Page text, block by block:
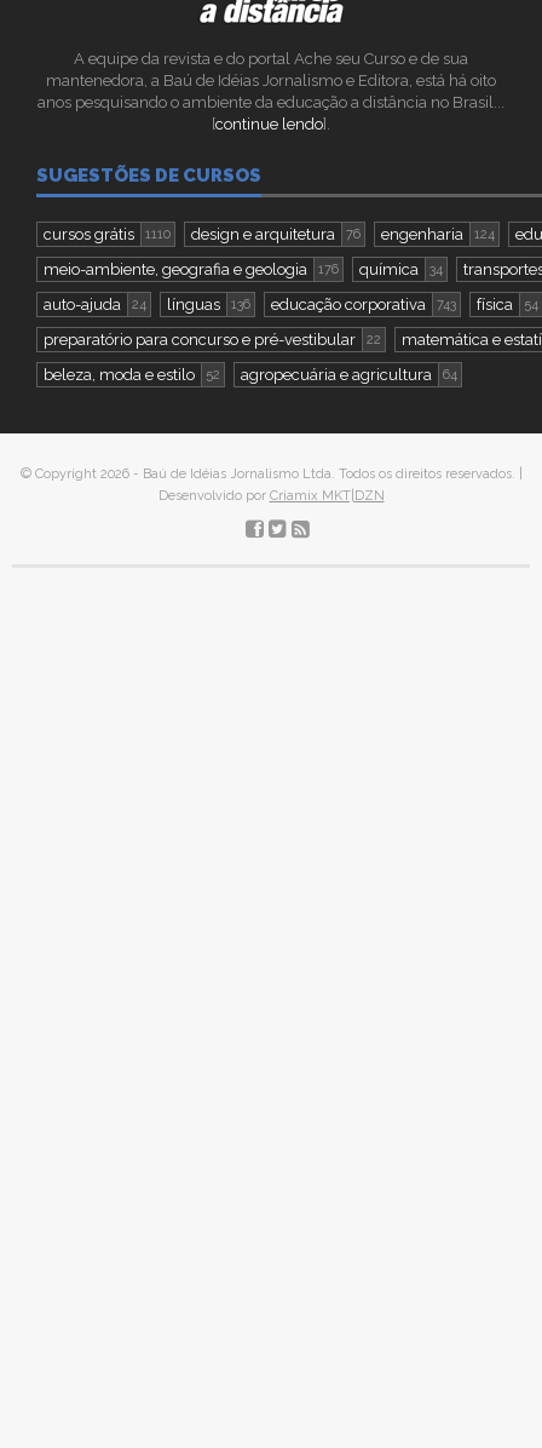
A equipe da revista e do portal Ache seu Curso e de sua
mantenedora, a Baú de Idéias Jornalismo e Editora, está há oito
anos pesquisando o ambiente da educação a distância no Brasil...
[continue lendo].
SUGESTÕES DE CURSOS
cursos grátis 1110 design e arquitetura 76 engenharia 124
meio-ambiente, geografia e geologia
176 química 34
auto-ajuda
24 línguas 136 educação corporativa 743 física 54
preparatório para concurso e pré-vestibular 22
matemática e
beleza, moda e estilo
52 agropecuária e agricultura 64
© Copyright 2026 - Baú de Idéias Jornalismo Ltda. Todos os direitos reservados. |
Desenvolvido por Criamix MKT|DZN